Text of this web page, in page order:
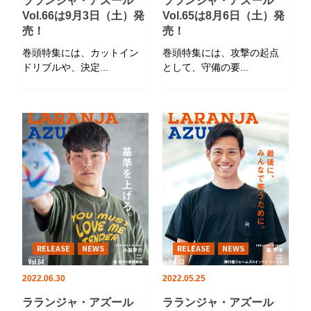
Vol.66は9月3日（土）発
売！
巻頭特集には、カットイン
ドリブルや、決定...
Vol.65は8月6日（土）発
売！
巻頭特集には、攻撃の起点
として、守備の要...
RELEASE NEWS
2022.06.30
ラランジャ・アズール
RELEASE NEWS
2022.05.25
ラランジャ・アズール